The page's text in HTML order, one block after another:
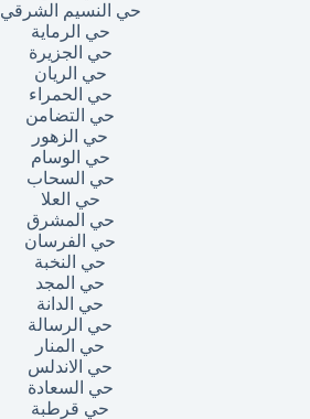
حي النسيم الشرقي
حي الرماية
حي الجزيرة
حي الريان
حي الحمراء
حي التضامن
حي الزهور
حي الوسام
حي السحاب
حي العلا
حي المشرق
حي الفرسان
حي النخبة
حي المجد
حي الدانة
حي الرسالة
حي المنار
حي الاندلس
حي السعادة
حي قرطبة